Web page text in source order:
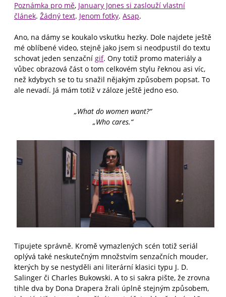
Poznámka pro mě, January Jones si zaslouží vlastní
článek. Žádný text. Jenom fotky. Asap.
Ano, na dámy se koukalo vskutku hezky. Dole najdete ještě
mé oblíbené video, stejně jako jsem si neodpustil do textu
schovat jeden senzační gif. Ony totiž promo materiály a
vůbec obrazová část o tom celkovém stylu řeknou asi víc,
než kdybych se to tu snažil nějakým způsobem popsat. To
ale nevadí. Já mám totiž v záloze ještě jedno eso.
„What do women want?“
„Who cares.“
Tipujete správně. Kromě vymazlených scén totiž seriál
oplývá také neskutečným množstvím senzačních mouder,
kterých by se nestyděli ani literární klasici typu J. D.
Salinger či Charles Bukowski. A to si sakra pište, že zrovna
tihle dva by Dona Drapera žrali úplně stejným způsobem,